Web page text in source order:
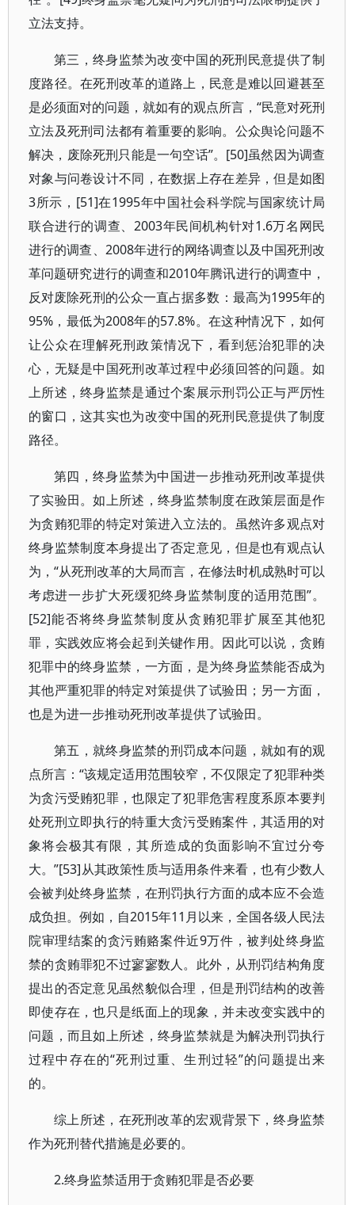
立法支持。
第三，终身监禁为改变中国的死刑民意提供了制
度路径。在死刑改革的道路上，民意是难以回避甚至
是必须面对的问题，就如有的观点所言，“民意对死刑
立法及死刑司法都有着重要的影响。公众舆论问题不
解决，废除死刑只能是一句空话”。[50]虽然因为调查
对象与问卷设计不同，在数据上存在差异，但是如图
3所示，[51]在1995年中国社会科学院与国家统计局
联合进行的调查、2003年民间机构针对1.6万名网民
进行的调查、2008年进行的网络调查以及中国死刑改
革问题研究进行的调查和2010年腾讯进行的调查中，
反对废除死刑的公众一直占据多数：最高为1995年的
95%，最低为2008年的57.8%。在这种情况下，如何
让公众在理解死刑政策情况下，看到惩治犯罪的决
心，无疑是中国死刑改革过程中必须回答的问题。如
上所述，终身监禁是通过个案展示刑罚公正与严厉性
的窗口，这其实也为改变中国的死刑民意提供了制度
路径。
第四，终身监禁为中国进一步推动死刑改革提供
了实验田。如上所述，终身监禁制度在政策层面是作
为贪贿犯罪的特定对策进入立法的。虽然许多观点对
终身监禁制度本身提出了否定意见，但是也有观点认
为，“从死刑改革的大局而言，在修法时机成熟时可以
考虑进一步扩大死缓犯终身监禁制度的适用范围”。
[52]能否将终身监禁制度从贪贿犯罪扩展至其他犯
罪，实践效应将会起到关键作用。因此可以说，贪贿
犯罪中的终身监禁，一方面，是为终身监禁能否成为
其他严重犯罪的特定对策提供了试验田；另一方面，
也是为进一步推动死刑改革提供了试验田。
第五，就终身监禁的刑罚成本问题，就如有的观
点所言：“该规定适用范围较窄，不仅限定了犯罪种类
为贪污受贿犯罪，也限定了犯罪危害程度系原本要判
处死刑立即执行的特重大贪污受贿案件，其适用的对
象将会极其有限，其所造成的负面影响不宜过分夸
大。”[53]从其政策性质与适用条件来看，也有少数人
会被判处终身监禁，在刑罚执行方面的成本应不会造
成负担。例如，自2015年11月以来，全国各级人民法
院审理结案的贪污贿赂案件近9万件，被判处终身监
禁的贪贿罪犯不过寥寥数人。此外，从刑罚结构角度
提出的否定意见虽然貌似合理，但是刑罚结构的改善
即使存在，也只是纸面上的现象，并未改变实践中的
问题，而且如上所述，终身监禁就是为解决刑罚执行
过程中存在的“死刑过重、生刑过轻”的问题提出来
的。
综上所述，在死刑改革的宏观背景下，终身监禁
作为死刑替代措施是必要的。
2.终身监禁适用于贪贿犯罪是否必要